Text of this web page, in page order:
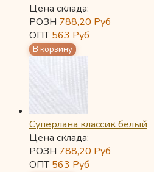
Цена склада:
РОЗН 788,20 Руб
ОПТ563 Руб
Суперлана классик белый
Цена склада:
РОЗН 788,20 Руб
ОПТ563 Руб